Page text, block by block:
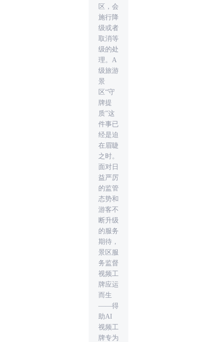
区，会
施行降
级或者
取消等
级的处
理。A
级旅游
景
区“守
牌提
质”这
件事已
经是迫
在眉睫
之时。
面对日
益严厉
的监管
态势和
游客不
断升级
的服务
期待，
景区服
务监督
视频工
牌应运
而生
——得
助AI
视频工
牌专为